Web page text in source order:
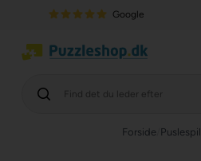
Google
Forside Puslespil